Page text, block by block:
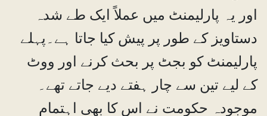
اور یہ پارلیمنٹ میں عملاً ایک طے شدہ
دستاویز کے طور پر پیش کیا جاتا ہے۔پہلے
پارلیمنٹ کو بجٹ پر بحث کرنے اور ووٹ
کے لیے تین سے چار ہفتے دیے جاتے تھے۔
موجودہ حکومت نے اس کا بھی اہتمام